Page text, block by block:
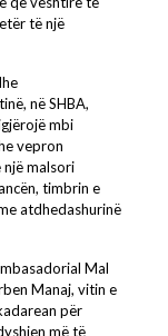
të një
në SHBA,
mbi
vepron
një malsori
timbrin e
atdhedashurinë
Mal
Manaj, vitin e
për
më të